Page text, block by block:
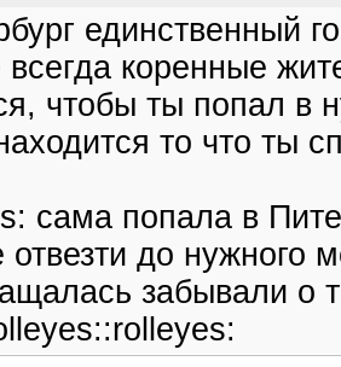
единственный
коренные
чтобы ты попал в
то что ты
сама попала в
до нужного
забывали о